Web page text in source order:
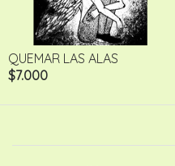
QUEMAR LAS ALAS
$7.000